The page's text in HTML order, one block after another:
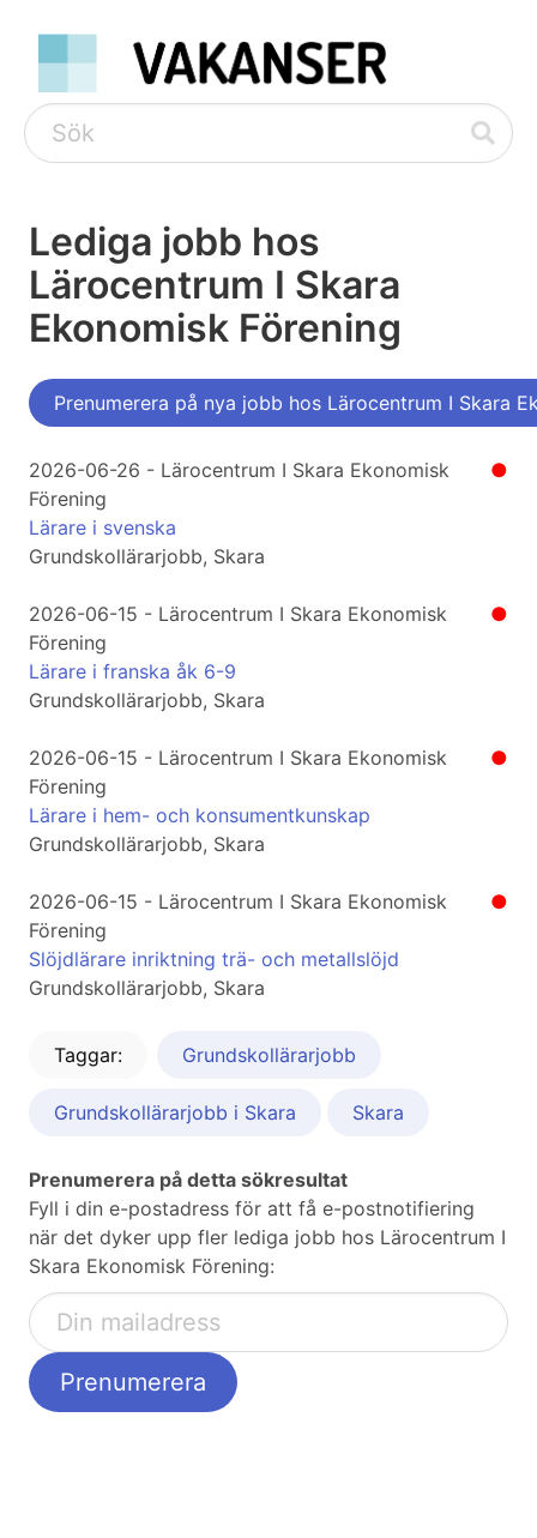
Lediga jobb hos
Lärocentrum I Skara
Ekonomisk Förening
Prenumerera på nya jobb hos Lärocentrum I Skara
●
2026-06-26 - Lärocentrum I Skara Ekonomisk
Förening
Lärare i svenska
Grundskollärarjobb, Skara
●
2026-06-15 - Lärocentrum I Skara Ekonomisk
Förening
Lärare i franska åk 6-9
Grundskollärarjobb, Skara
●
2026-06-15 - Lärocentrum I Skara Ekonomisk
Förening
Lärare i hem- och konsumentkunskap
Grundskollärarjobb, Skara
●
2026-06-15 - Lärocentrum I Skara Ekonomisk
Förening
Slöjdlärare inriktning trä- och metallslöjd
Grundskollärarjobb, Skara
Taggar: Grundskollärarjobb
Grundskollärarjobb i Skara Skara
Prenumerera på detta sökresultat
Fyll i din e-postadress för att få e-postnotifiering
när det dyker upp fler lediga jobb hos Lärocentrum I
Skara Ekonomisk Förening: